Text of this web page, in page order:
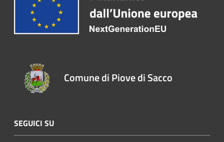
Comune di Piove di Sacco
SEGUICI SU